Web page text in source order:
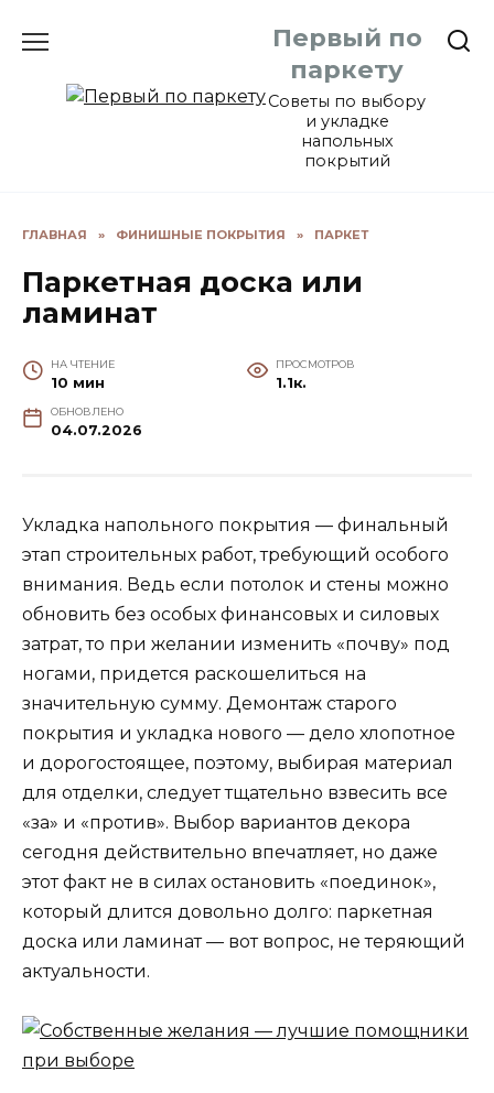
Первый по
паркету
Советы по выбору
и укладке
напольных
покрытий
ГЛАВНАЯ » ФИНИШНЫЕ ПОКРЫТИЯ » ПАРКЕТ
Паркетная доска или
ламинат
НА ЧТЕНИЕ
10 мин
ПРОСМОТРОВ
1.1к.
ОБНОВЛЕНО
04.07.2026
Укладка напольного покрытия — финальный
этап строительных работ, требующий особого
внимания. Ведь если потолок и стены можно
обновить без особых финансовых и силовых
затрат, то при желании изменить «почву» под
ногами, придется раскошелиться на
значительную сумму. Демонтаж старого
покрытия и укладка нового — дело хлопотное
и дорогостоящее, поэтому, выбирая материал
для отделки, следует тщательно взвесить все
«за» и «против». Выбор вариантов декора
сегодня действительно впечатляет, но даже
этот факт не в силах остановить «поединок»,
который длится довольно долго: паркетная
доска или ламинат — вот вопрос, не теряющий
актуальности.